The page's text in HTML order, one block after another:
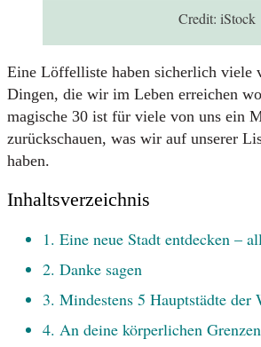
Credit: iStock
Eine Löffelliste haben sicherlich viele
Dingen, die wir im Leben erreichen
magische 30 ist für viele von uns ein
zurückschauen, was wir auf unserer
haben.
Inhaltsverzeichnis
1. Eine neue Stadt entdecken –
2. Danke sagen
3. Mindestens 5 Hauptstädte der
4. An deine körperlichen